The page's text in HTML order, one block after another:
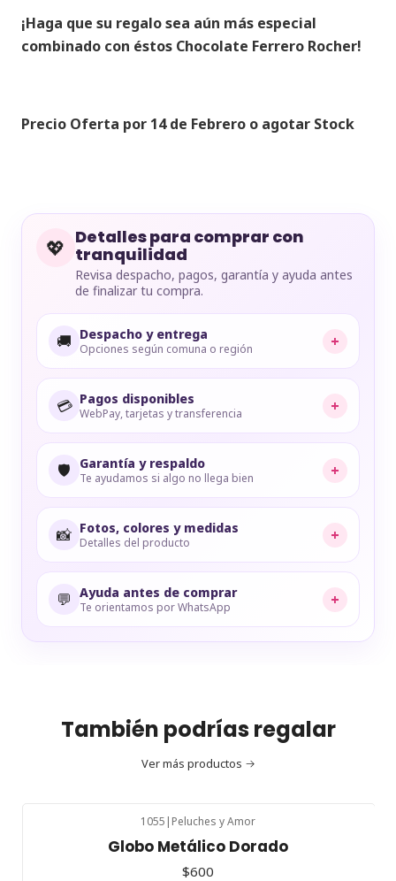
¡Haga que su regalo sea aún más especial
combinado con éstos Chocolate Ferrero Rocher!
Precio Oferta por 14 de Febrero o agotar Stock
💖 Detalles para comprar con
tranquilidad
Revisa despacho, pagos, garantía y ayuda antes
de finalizar tu compra.
🚚 Despacho y entrega
Opciones según comuna o región +
💳 Pagos disponibles
WebPay, tarjetas y transferencia +
🛡️ Garantía y respaldo
Te ayudamos si algo no llega bien +
📸 Fotos, colores y medidas
Detalles del producto +
💬 Ayuda antes de comprar
Te orientamos por WhatsApp +
También podrías regalar
Ver más productos
1055 | Peluches y Amor
Globo Metálico Dorado
$600